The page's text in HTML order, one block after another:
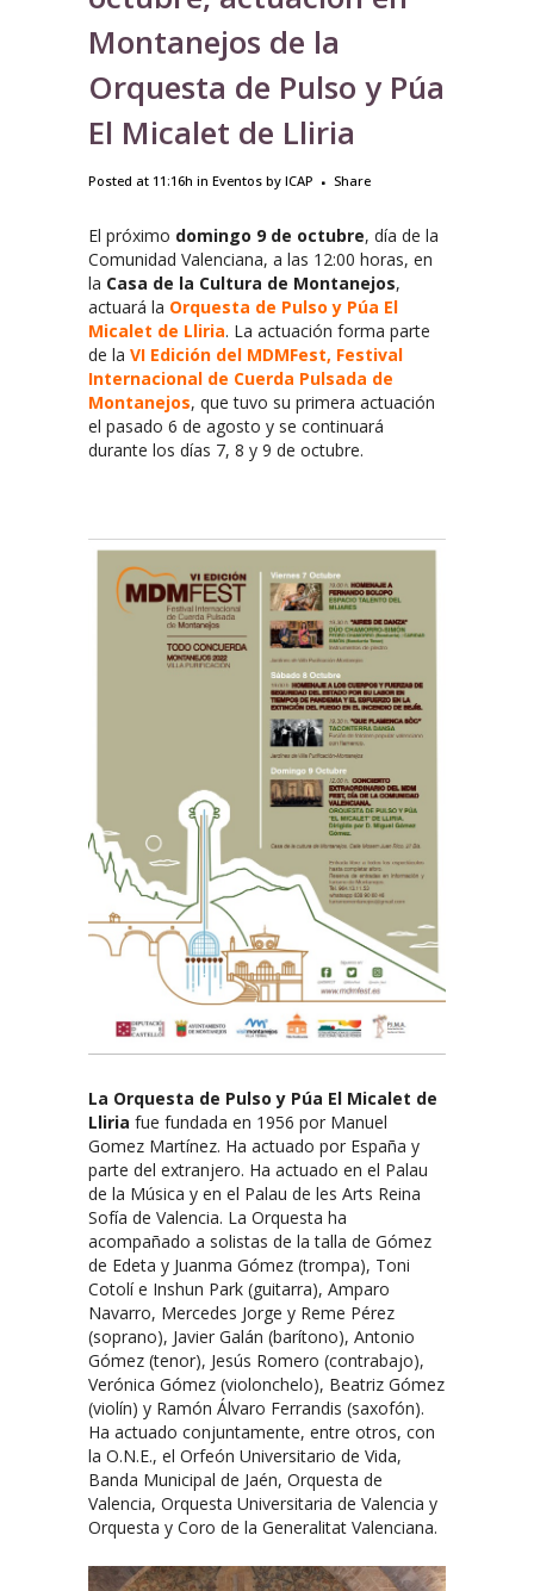
Montanejos de la
Orquesta de Pulso y Púa
El Micalet de Lliria
Posted at 11:16h in Eventos by ICAP Share
El próximo domingo 9 de octubre, día de la
Comunidad Valenciana, a las 12:00 horas, en
la Casa de la Cultura de Montanejos,
actuará la Orquesta de Pulso y Púa El
Micalet de Lliria. La actuación forma parte
de la VI Edición del MDMFest, Festival
Internacional de Cuerda Pulsada de
Montanejos, que tuvo su primera actuación
el pasado 6 de agosto y se continuará
durante los días 7, 8 y 9 de octubre.
La Orquesta de Pulso y Púa El Micalet de
Lliria fue fundada en 1956 por Manuel
Gomez Martínez. Ha actuado por España y
parte del extranjero. Ha actuado en el Palau
de la Música y en el Palau de les Arts Reina
Sofía de Valencia. La Orquesta ha
acompañado a solistas de la talla de Gómez
de Edeta y Juanma Gómez (trompa), Toni
Cotolí e Inshun Park (guitarra), Amparo
Navarro, Mercedes Jorge y Reme Pérez
(soprano), Javier Galán (barítono), Antonio
Gómez (tenor), Jesús Romero (contrabajo),
Verónica Gómez (violonchelo), Beatriz Gómez
(violín) y Ramón Álvaro Ferrandis (saxofón).
Ha actuado conjuntamente, entre otros, con
la O.N.E., el Orfeón Universitario de Vida,
Banda Municipal de Jaén, Orquesta de
Valencia, Orquesta Universitaria de Valencia y
Orquesta y Coro de la Generalitat Valenciana.